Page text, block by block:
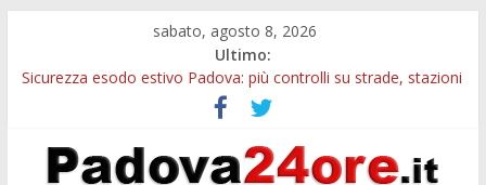
sabato, agosto 8, 2026
Ultimo:
Sicurezza esodo estivo Padova: più controlli su strade, stazioni
Calici di Stelle Arzergrande: astronomia, musica e sapori al
Casone Azzurro
Notizie di Padova alle ore 10: censimento a Monselice, arresto